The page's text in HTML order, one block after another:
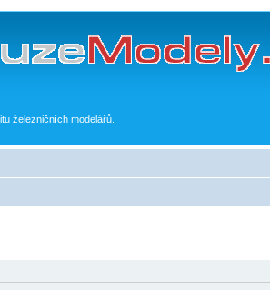
železničních modelářů.